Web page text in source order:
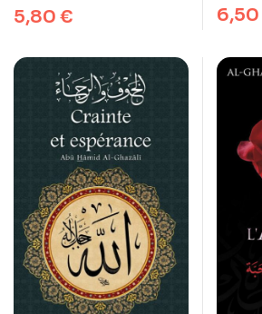
5,80 € 6,50